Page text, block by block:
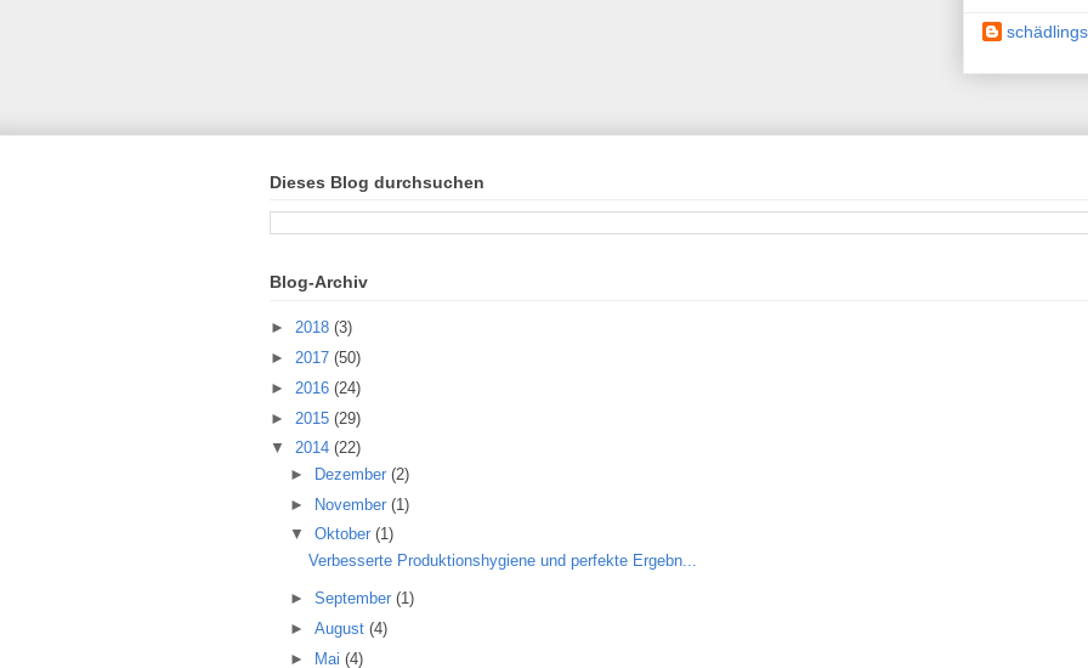
Dieses Blog durchsuchen
Blog-Archiv
► 2018 (3)
► 2017 (50)
► 2016 (24)
► 2015 (29)
▼ 2014 (22)
►
Dezember (2)
► November (1)
▼ Oktober (1)
Verbesserte Produktionshygiene und perfekte Ergebn...
► September (1)
► August (4)
► Mai (4)